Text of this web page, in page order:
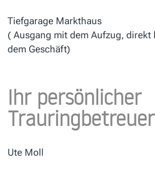
Tiefgarage Markthaus
( Ausgang mit dem Aufzug, direkt
dem Geschäft)
Ihr persönlicher
Trauringbetreuer
Ute Moll